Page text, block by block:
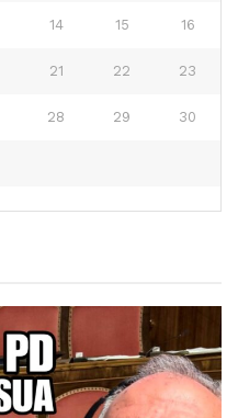
14 15 16
21 22 23
28 29 30